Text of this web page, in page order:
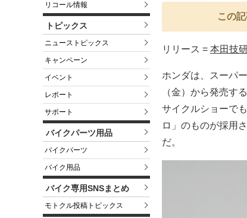
リコール情報
トピックス
ニューストピックス
キャンペーン
イベント
レポート
サポート
バイクパーツ用品
バイクパーツ
バイク用品
バイク専用SNSまとめ
モトクル投稿トピックス
この
リリース = 本田技
ホンダは、スーパ
（金）から発売す
サイクルショーで
ロ」のものが採用
だ。